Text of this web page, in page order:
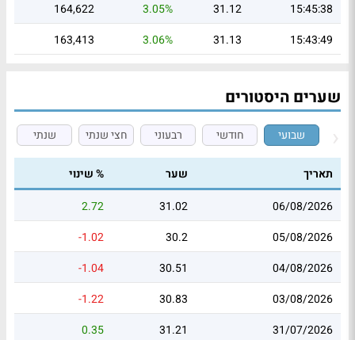
15:45:38
31.12
3.05%
164,622
15:43:49
31.13
3.06%
163,413
שערים היסטורים
שבועי חודשי רבעוני חצי שנתי שנתי
תאריך שער
% שינוי
06/08/2026
31.02
2.72
05/08/2026
30.2
-1.02
04/08/2026
30.51
-1.04
03/08/2026
30.83
-1.22
31/07/2026
31.21
0.35